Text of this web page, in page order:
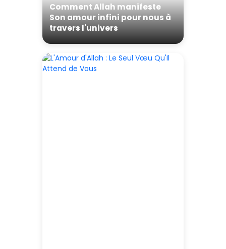
Comment Allah manifeste
Son amour infini pour nous à
travers l'univers